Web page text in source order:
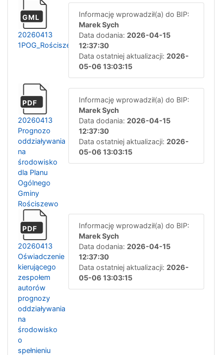
GML
20260413
1POG_Rościszewo.gml
Informację wprowadził(a) do BIP:
Marek Sych
Data dodania: 2026-04-15
12:37:30
Data ostatniej aktualizacji: 2026-
05-06 13:03:15
PDF
20260413
Prognozo
oddziaływania
na
środowisko
dla Planu
Ogólnego
Gminy
Rościszewo
Informację wprowadził(a) do BIP:
Marek Sych
Data dodania: 2026-04-15
12:37:30
Data ostatniej aktualizacji: 2026-
05-06 13:03:15
PDF
20260413
Oświadczenie
kierującego
zespołem
autorów
prognozy
oddziaływania
na
środowisko
o
spełnieniu
Informację wprowadził(a) do BIP:
Marek Sych
Data dodania: 2026-04-15
12:37:30
Data ostatniej aktualizacji: 2026-
05-06 13:03:15